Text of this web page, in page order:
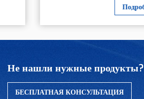
Подробнее
Не нашли нужные продукты?
БЕСПЛАТНАЯ КОНСУЛЬТАЦИЯ